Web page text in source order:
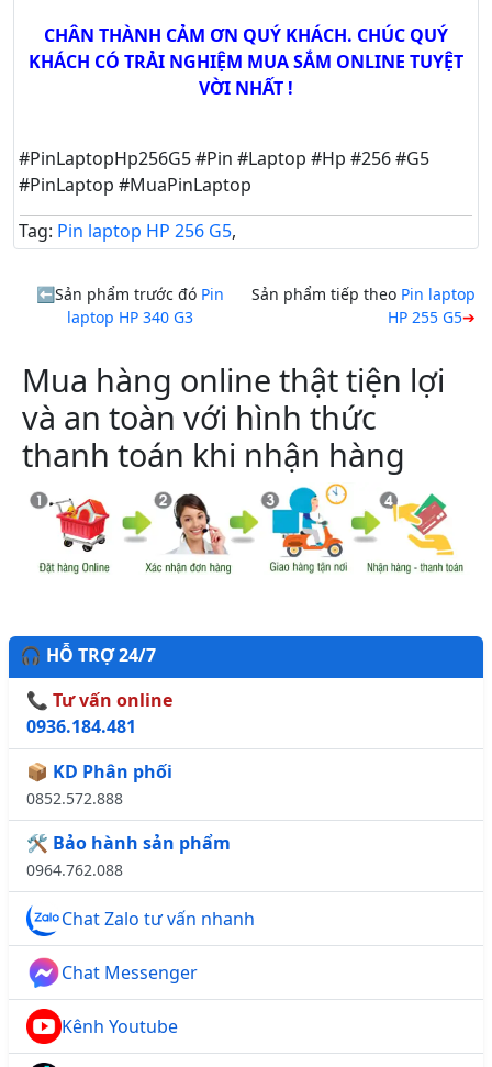
CHÂN THÀNH CẢM ƠN QUÝ KHÁCH. CHÚC QUÝ
KHÁCH CÓ TRẢI NGHIỆM MUA SẮM ONLINE TUYỆT
VỜI NHẤT !
#PinLaptopHp256G5 #Pin #Laptop #Hp #256 #G5
#PinLaptop #MuaPinLaptop
Tag: Pin laptop HP 256 G5,
Sản phẩm trước đó Pin
laptop HP 340 G3
Sản phẩm tiếp theo Pin laptop
HP 255 G5
Mua hàng online thật tiện lợi
và an toàn với hình thức
thanh toán khi nhận hàng
🎧 HỖ TRỢ 24/7
📞 Tư vấn online
0936.184.481
📦 KD Phân phối
0852.572.888
🛠️ Bảo hành sản phẩm
0964.762.088
Chat Zalo tư vấn nhanh
Chat Messenger
Kênh Youtube